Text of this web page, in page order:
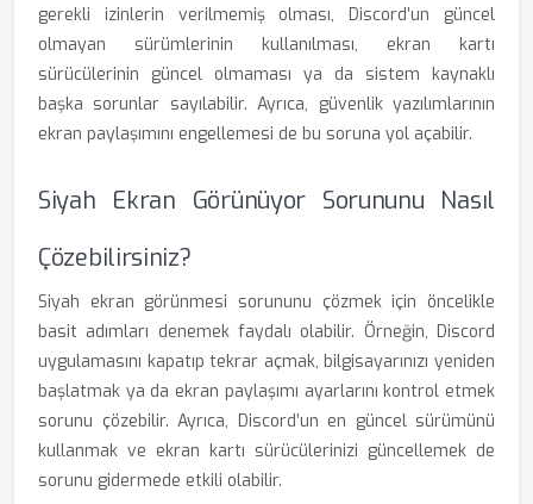
gerekli izinlerin verilmemiş olması, Discord’un güncel
olmayan sürümlerinin kullanılması, ekran kartı
sürücülerinin güncel olmaması ya da sistem kaynaklı
başka sorunlar sayılabilir. Ayrıca, güvenlik yazılımlarının
ekran paylaşımını engellemesi de bu soruna yol açabilir.
Siyah Ekran Görünüyor Sorununu Nasıl
Çözebilirsiniz?
Siyah ekran görünmesi sorununu çözmek için öncelikle
basit adımları denemek faydalı olabilir. Örneğin, Discord
uygulamasını kapatıp tekrar açmak, bilgisayarınızı yeniden
başlatmak ya da ekran paylaşımı ayarlarını kontrol etmek
sorunu çözebilir. Ayrıca, Discord’un en güncel sürümünü
kullanmak ve ekran kartı sürücülerinizi güncellemek de
sorunu gidermede etkili olabilir.